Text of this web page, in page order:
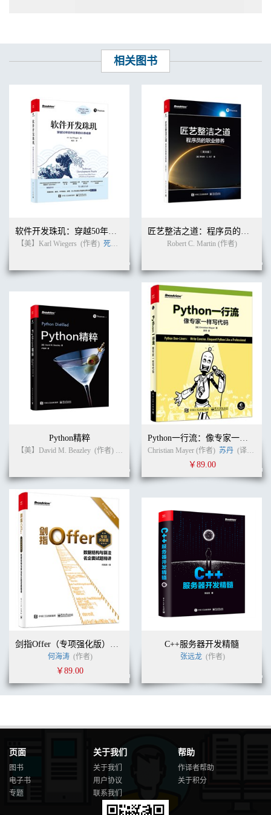
相关图书
【美】Karl Wiegers (作者) 死月 Robert C. Martin (作者)
Python精粹
【美】David M. Beazley (作者) 卢俊祥 (译者)
Christian Mayer (作者) 苏丹 (译者)
￥89.00
何海涛 (作者)
￥89.00
C++服务器开发精髓
张远龙 (作者)
页面
图书
电子书
专题
关于我们
关于我们
用户协议
联系我们
帮助
作译者帮助
关于积分